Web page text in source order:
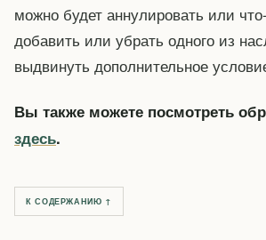
можно будет аннулировать или
добавить или убрать одного из
выдвинуть дополнительное
Вы также можете посмотреть
здесь.
К СОДЕРЖАНИЮ ↑